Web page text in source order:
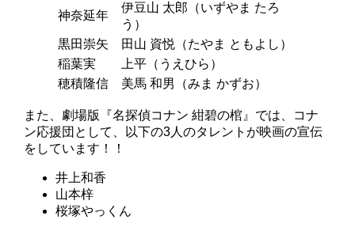
神奈延年
伊豆山 太郎（いずやま たろ
う）
黒田崇矢
田山 資悦（たやま ともよし）
稲葉実
上平（うえひら）
穂積隆信
美馬 和男（みま かずお）
また、劇場版『名探偵コナン 紺碧の棺』では、コナ
ン応援団として、以下の3人のタレントが映画の宣伝
をしています！！
井上和香
山本梓
桜塚やっくん